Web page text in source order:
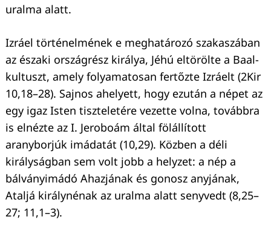
uralma alatt.
Izráel történelmének e meghatározó szakaszában
az északi országrész királya, Jéhú eltörölte a Baal-
kultuszt, amely folyamatosan fertőzte Izráelt (2Kir
10,18–28). Sajnos ahelyett, hogy ezután a népet az
egy igaz Isten tiszteletére vezette volna, továbbra
is elnézte az I. Jeroboám által fölállított
aranyborjúk imádatát (10,29). Közben a déli
királyságban sem volt jobb a helyzet: a nép a
bálványimádó Ahazjának és gonosz anyjának,
Ataljá királynénak az uralma alatt senyvedt (8,25–
27; 11,1–3).
Keresés: